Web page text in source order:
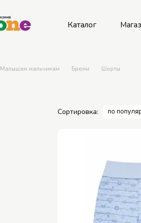
Каталог
Малышам мальчикам Брюки Шорты
Сортировка: по